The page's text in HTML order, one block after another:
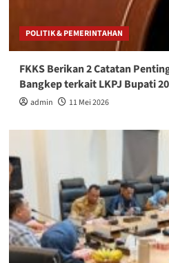
POLITIK & PEMERINTAHAN
FKKS Berikan 2 Catatan
Bangkep terkait LKPJ Bupati
admin 11 Mei 2026